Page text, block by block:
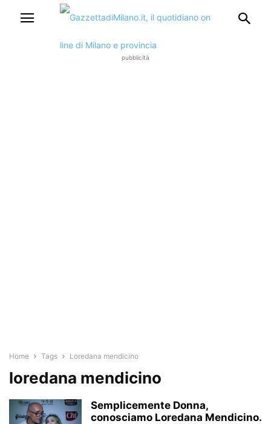
pubblicità
Home Tags Loredana mendicino
loredana mendicino
Semplicemente Donna,
conosciamo Loredana Mendicino.